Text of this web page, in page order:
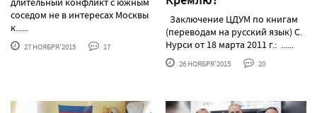
соседом не в интересах Москвы
к......
27 НОЯБРЯ'2015 17
Заключение ЦДУМ по книгам
(переводам на русский язык) С.
Нурси от 18 марта 2011 г.: ......
26 НОЯБРЯ'2015 20